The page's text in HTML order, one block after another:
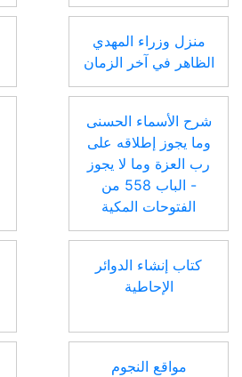
منزل وزراء المهدي
الظاهر في آخر الزمان
شرح الأسماء الحسنى
وما يجوز إطلاقه على
رب العزة وما لا يجوز
- الباب 558 من
الفتوحات المكية
كتاب إنشاء الدوائر
الإحاطية
مواقع النجوم